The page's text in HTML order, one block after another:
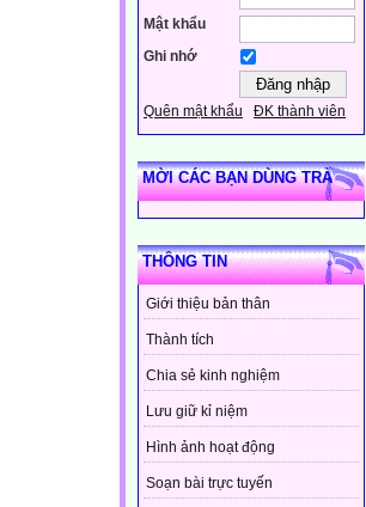
Mật khẩu
Ghi nhớ
Quên mật khẩu ĐK thành viên
MỜI CÁC BẠN DÙNG TRÀ
THÔNG TIN
Giới thiệu bản thân
Thành tích
Chia sẻ kinh nghiệm
Lưu giữ kỉ niệm
Hình ảnh hoạt động
Soạn bài trực tuyến